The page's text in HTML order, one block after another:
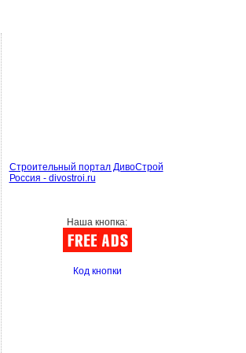
Строительный портал ДивоСтрой
Россия - divostroi.ru
Наша кнопка:
Код кнопки